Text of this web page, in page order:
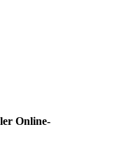
Online-